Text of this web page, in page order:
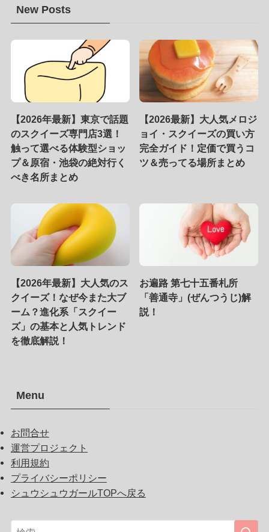
New Posts
【2026年最新】東京で話題
のスクイーズ専門店3選！
触って選べる体験型ショッ
プ＆原宿・池袋の絶対行く
べき名所まとめ
【2026最新】大人気メロジ
ョイ・スクイーズの買い方
完全ガイド！定価で買うコ
ツ＆売ってる場所まとめ
【2026年最新】大人気のス
クイーズ！なぜ今また大ブ
ーム？進化系「スクイー
ズ」の基本と人気トレンド
を徹底解説！
お遍路 第七十五番札所
「善通寺」(ぜんつうじ)解
説！
Menu
お問合せ
運営プロジェクト
利用規約
プライバシーポリシー
シュウシュウガールTOPへ戻る